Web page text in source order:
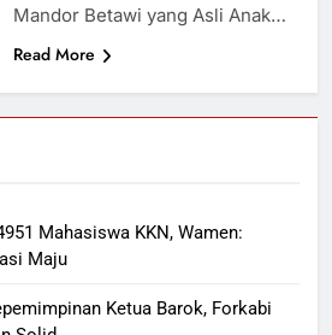
Mandor Betawi yang Asli Anak…
Read More
Mahasiswa KKN, Wamen:
Maju
Ketua Barok, Forkabi